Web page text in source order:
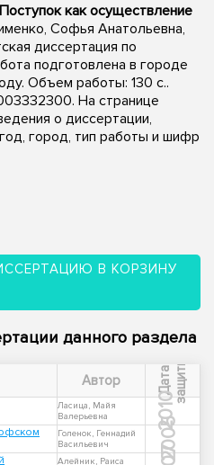
Поступок как осуществление
Софья Анатольевна,
диссертация по
подготовлена в городе
Объем работы: 130 с..
На странице
о диссертации,
город, тип работы и шифр
В КОРЗИНУ
данного раздела
Автор Д
а
т
а
з
а
щ
и
т ы
Ласица, Майя
Валерьевна
2010
Голенок, Геннадий
Васильевич
2005
Алейник, Раиса